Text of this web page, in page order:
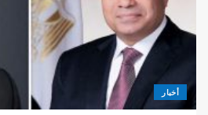
أخبار